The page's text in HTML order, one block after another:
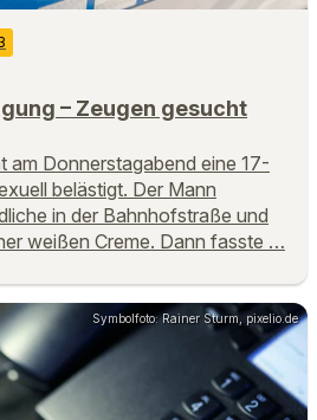
– Zeugen gesucht
am Donnerstagabend eine 17-
belästigt. Der Mann
in der Bahnhofstraße und
weißen Creme. Dann fasste …
Symbolfoto: Rainer Sturm, pixelio.de